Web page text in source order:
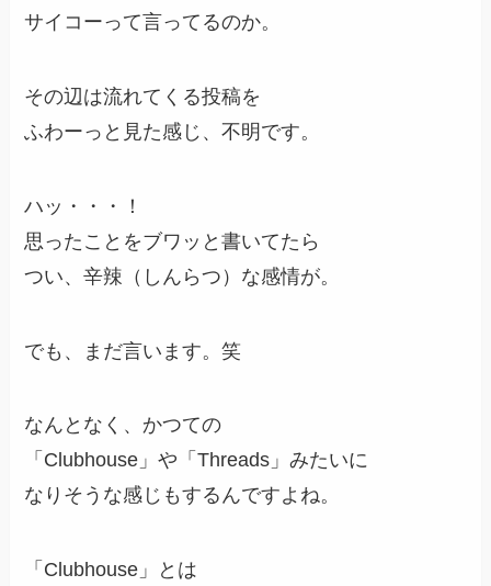
サイコーって言ってるのか。
その辺は流れてくる投稿を
ふわーっと見た感じ、不明です。
ハッ・・・！
思ったことをブワッと書いてたら
つい、辛辣（しんらつ）な感情が。
でも、まだ言います。笑
なんとなく、かつての
「Clubhouse」や「Threads」みたいに
なりそうな感じもするんですよね。
「Clubhouse」とは